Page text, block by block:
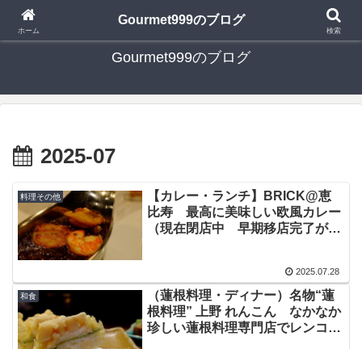
日々の食べ歩き・たまに行く旅行・子供とのお出かけを書いたブログです
Gourmet999のブログ
2025-07
料理その他
【カレー・ランチ】BRICK@恵
比寿 最高に美味しい欧風カレー
（現在閉店中 早期移店完了が望
2025.07.28
和食
（蓮根料理・ディナー）名物“蓮
根料理” 上野 れんこん なかなか
珍しい蓮根料理専門店でレンコン
ホーム
Gourmet999のブログ
検索